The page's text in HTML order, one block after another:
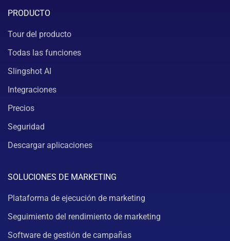
PRODUCTO
Tour del producto
Todas las funciones
Slingshot AI
Integraciones
Precios
Seguridad
Descargar aplicaciones
SOLUCIONES DE MARKETING
Plataforma de ejecución de marketing
Seguimiento del rendimiento de marketing
Software de gestión de campañas